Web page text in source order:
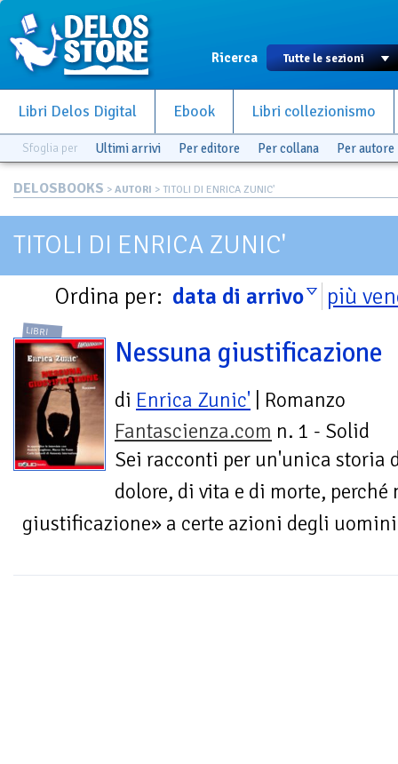
Ricerca
Libri Delos Digital Ebook Libri collezionismo
Sfoglia per Ultimi arrivi Per editore Per collana Per autore
DELOSBOOKS > AUTORI > TITOLI DI ENRICA ZUNIC'
TITOLI DI ENRICA ZUNIC'
Ordina per: data di arrivo più
LIBRI
Nessuna giustificazione
di Enrica Zunic' | Romanzo
Fantascienza.com n. 1 - Solid
Sei racconti per un'unica storia
dolore, di vita e di morte, perché
giustificazione» a certe azioni degli